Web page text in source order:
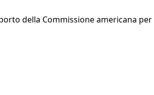
della Commissione americana